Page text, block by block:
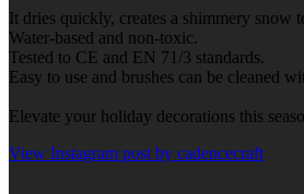
It dries quickly, creates a shimmery snow
Water-based and non-toxic.
Tested to CE and EN 71/3 standards.
Easy to use and brushes can be cleaned
Elevate your holiday decorations this
View Instagram post by cadencecraft